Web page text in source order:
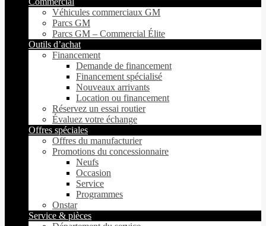
Véhicules commerciaux GM
Parcs GM
Parcs GM – Commercial Élite
Outils d’achat
Financement
Demande de financement
Financement spécialisé
Nouveaux arrivants
Location ou financement
Réservez un essai routier
Évaluez votre échange
Offres spéciales
Offres du manufacturier
Promotions du concessionnaire
Neufs
Occasion
Service
Programmes
Onstar
Service & pièces